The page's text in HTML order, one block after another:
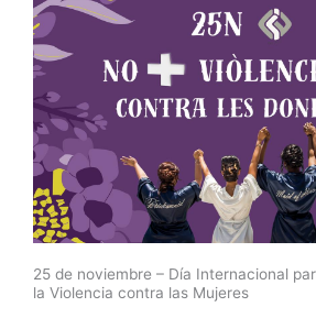
25 de noviembre – Día Internacional
la Violencia contra las Mujeres